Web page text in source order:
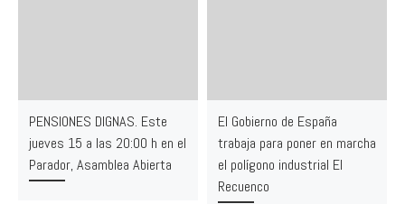
PENSIONES DIGNAS. Este
jueves 15 a las 20:00 h en el
Parador, Asamblea Abierta
El Gobierno de España
trabaja para poner en marcha
el polígono industrial El
Recuenco